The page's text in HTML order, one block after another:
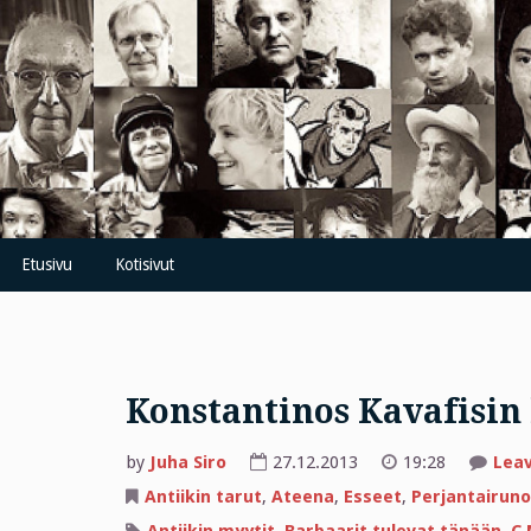
Skip
to
content
Etusivu Kotisivut
Konstantinos
by Juha Siro 27.12.2013 19:28
Antiikin tarut, Ateena, Esseet, Perjantairuno